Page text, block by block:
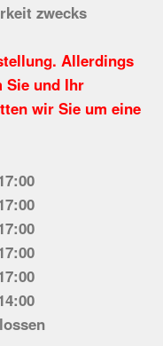
zwecks
Allerdings
Sie und Ihr
wir Sie um eine